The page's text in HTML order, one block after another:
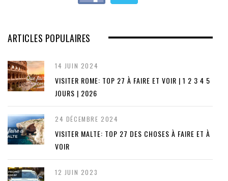
ARTICLES POPULAIRES
14 JUIN 2024
VISITER ROME: TOP 27 À FAIRE ET VOIR | 1 2 3 4 5
JOURS | 2026
24 DÉCEMBRE 2024
VISITER MALTE: TOP 27 DES CHOSES À FAIRE ET À
VOIR
12 JUIN 2023